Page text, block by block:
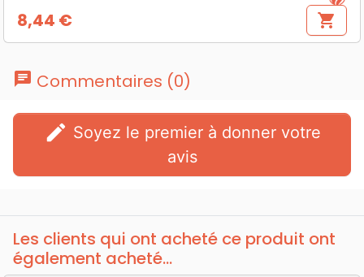
Prix
8,44 € shopping_cart
chat Commentaires (0)
edit
avis
Les clients qui ont acheté ce produit ont
également acheté...